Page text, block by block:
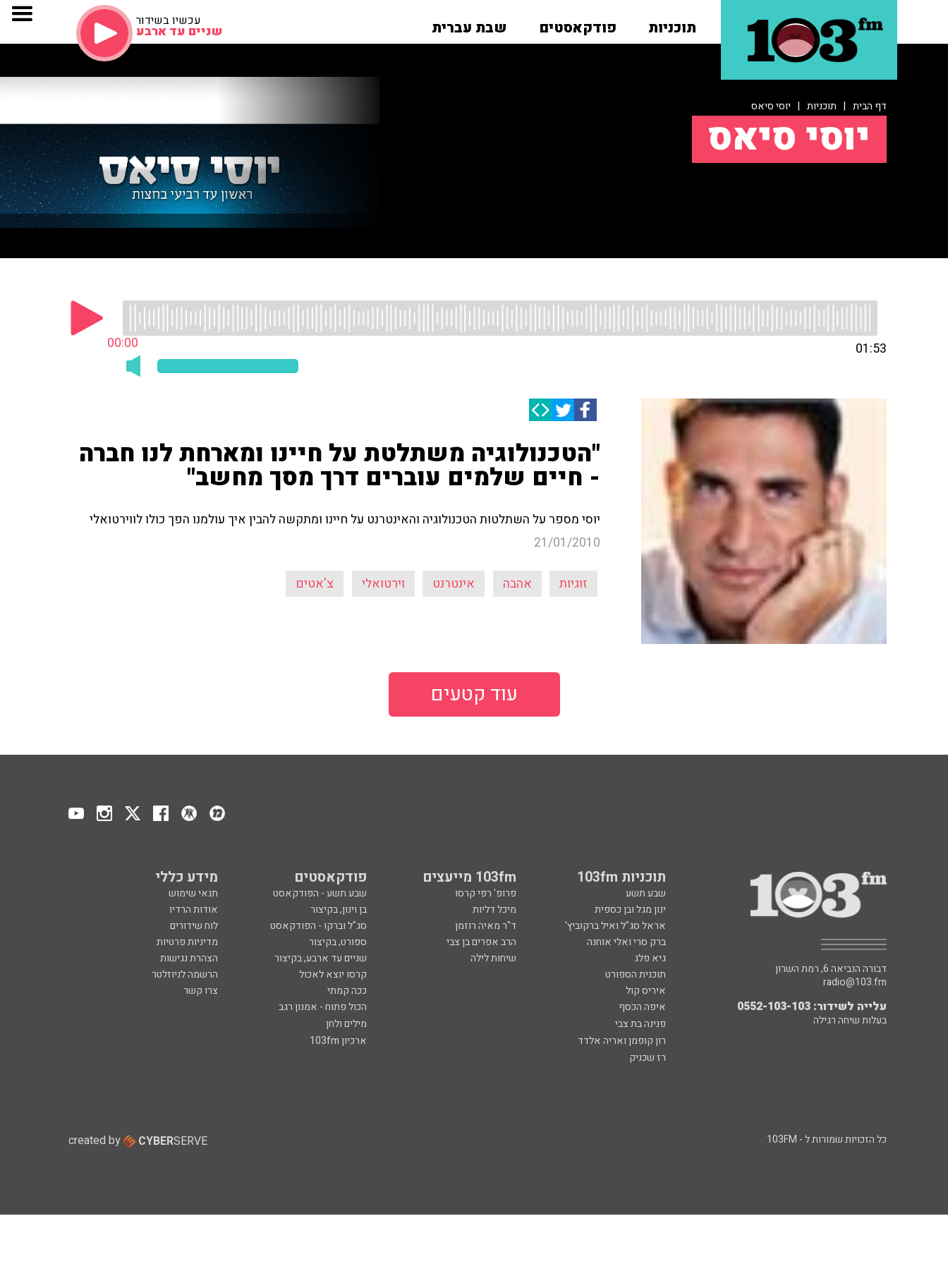
תוכניות פודקאסטים שבת עברית עכשיו בשידור
שניים עד ארבע
דף הבית | תוכניות | יוסי סיאס
יוסי סיאס
00:00 01:53
"הטכנולוגיה משתלטת על חיינו ומארחת לנו חברה
- חיים שלמים עוברים דרך מסך מחשב"
יוסי מספר על השתלטות הטכנולוגיה והאינטרנט על חיינו ומתקשה להבין איך עולמנו הפך כולו לווירטואלי
21/01/2010
זוגיות אהבה אינטרנט וירטואלי צ'אטים
עוד קטעים
תוכניות 103fm 103fm מייעצים פודקאסטים מידע כללי
שבע תשע פרופ' רפי קרסו שבע תשע - הפודקאסט
תנאי שימוש
ינון מגל ובן כספית
מיכל דליות בן וינון, בקיצור
אודות הרדיו
אראל סג"ל ואיל ברקוביץ'
ד"ר מאיה רוזמן סג"ל וברקו - הפודקאסט
לוח שידורים
ברק סרי ואלי אוחנה
הרב אפרים בן צבי ספורט, בקיצור
מדיניות פרטיות
גיא פלג
שיחות לילה שניים עד ארבע, בקיצור
הצהרת נגישות
תוכנית הספורט
קרסו יוצא לאכול
הרשמה לניוזלטר
איריס קול
ככה קמתי
צרו קשר
איפה הכסף
הכול פתוח - אמנון רגב
פנינה בת צבי
מילים ולחן
רון קופמן ואריה אלדד
ארכיון 103fm
רז שכניק
דבורה הנביאה 6, רמת השרון
radio@103.fm
עלייה לשידור: 0552-103-103
בעלות שיחה רגילה
כל הזכויות שמורות ל - 103FM created by CYBERSERVE